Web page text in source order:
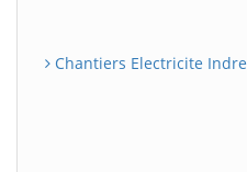
Chantiers Electricite Indre